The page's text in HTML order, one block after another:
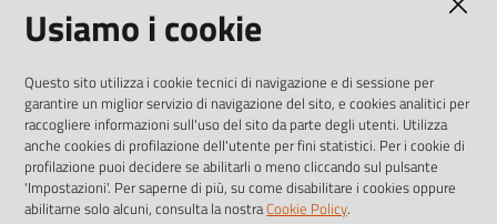
I dati personali pubblicati sono riutilizzabili solo alle condizioni
previste dalla direttiva comunitaria 2003/98/CE e dal d.lgs.
36/2006
Usiamo i cookie
Questo sito utilizza i cookie tecnici di navigazione e di sessione per
garantire un miglior servizio di navigazione del sito, e cookies analitici per
raccogliere informazioni sull'uso del sito da parte degli utenti. Utilizza
anche cookies di profilazione dell'utente per fini statistici. Per i cookie di
profilazione puoi decidere se abilitarli o meno cliccando sul pulsante
'Impostazioni'. Per saperne di più, su come disabilitare i cookies oppure
abilitarne solo alcuni, consulta la nostraCookie Policy.